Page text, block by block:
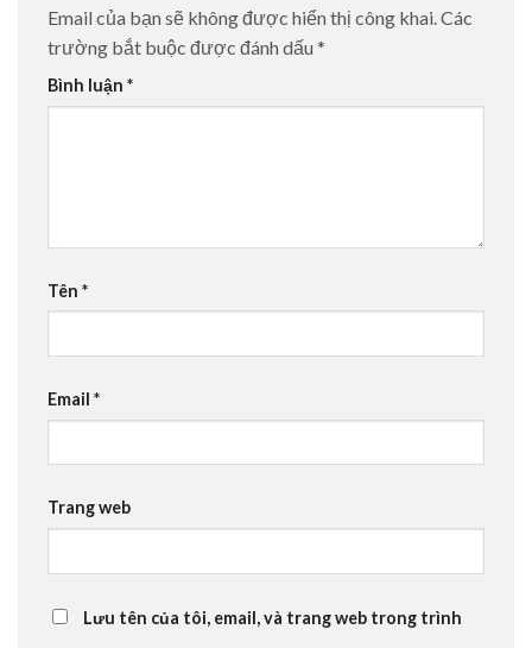
Email của bạn sẽ không được hiển thị công khai.Các
trường bắt buộc được đánh dấu *
Bình luận *
Tên *
Email *
Trang web
Lưu tên của tôi, email, và trang web trong trình